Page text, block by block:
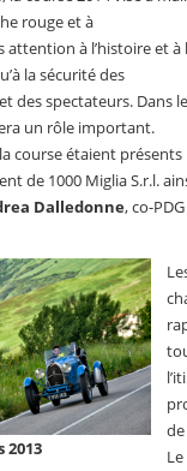
rouge et à
attention à l’histoire et
la sécurité des
des spectateurs. Dans
un rôle important.
course étaient présents
de 1000 Miglia S.r.l.
Dalledonne, co-
2013